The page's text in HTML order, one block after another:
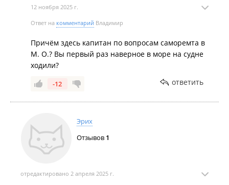
12 ноября 2025 г.
Ответ на комментарий Владимир
Причём здесь капитан по вопросам саморемта в
М. О.? Вы первый раз наверное в море на судне
ходили?
-12 ответить
Эрих
Отзывов 1
отредактировано 2 апреля 2025 г.